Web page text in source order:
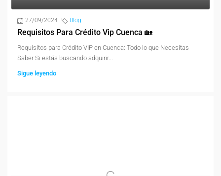
27/09/2024 Blog
Requisitos Para Crédito Vip Cuenca 🏡
Requisitos para Crédito VIP en Cuenca: Todo lo que Necesitas
Saber Si estás buscando adquirir...
Sigue leyendo